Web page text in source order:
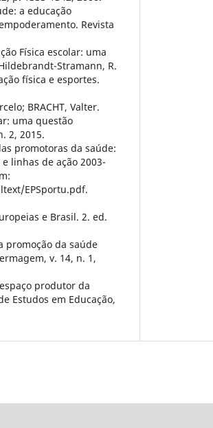
a educação
Revista
Física escolar: uma
Stramann, R.
física e esportes.
BRACHT, Valter.
uma questão
2, 2015.
promotoras da saúde:
linhas de ação 2003-
EPSportu.pdf.
e Brasil. 2. ed.
promoção da saúde
v. 14, n. 1,
produtor da
Estudos em Educação,